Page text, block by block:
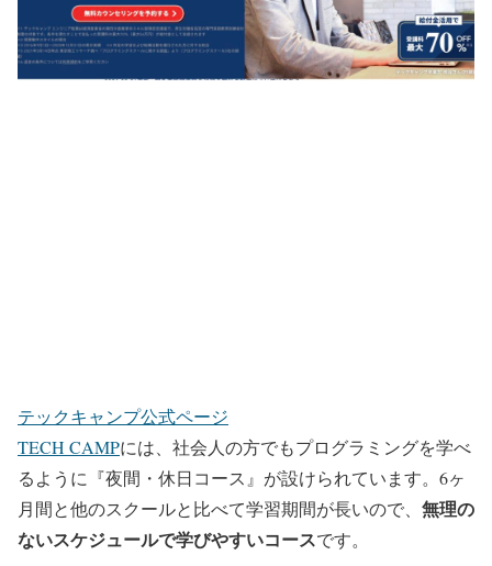
テックキャンプ公式ページ
TECH CAMPには、社会人の方でもプログラミングを学べ
るように『夜間・休日コース』が設けられています。6ヶ
月間と他のスクールと比べて学習期間が長いので、 無理の
ないスケジュールで学びやすいコースです。